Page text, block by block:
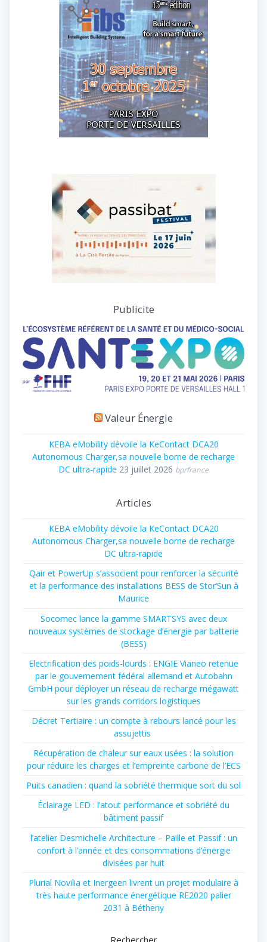
Publicite
Valeur Énergie
KEBA eMobility dévoile la KeContact DCA20
Autonomous Charger,sa nouvelle borne de recharge
DC ultra-rapide 23 juillet 2026 bprfrance
Articles
KEBA eMobility dévoile la KeContact DCA20
Autonomous Charger,sa nouvelle borne de recharge
DC ultra-rapide
Qair et PowerUp s’associent pour renforcer la sécurité
et la performance des installations BESS de Stor’Sun à
Maurice
Socomec lance la gamme SMARTSYS avec deux
nouveaux systèmes de stockage d’énergie par batterie
(BESS)
Electrification des poids-lourds : ENGIE Vianeo retenue
par le gouvernement fédéral allemand et Autobahn
GmbH pour déployer un réseau de recharge mégawatt
sur les grands corridors logistiques
Décret Tertiaire : un compte à rebours lancé pour les
assujettis
Récupération de chaleur sur eaux usées : la solution
pour réduire les charges et l’empreinte carbone de l’ECS
Puits canadien : quand la sobriété thermique sort du sol
Éclairage LED : l’atout performance et sobriété du
bâtiment passif
l’atelier Desmichelle Architecture – Paille et Passif : un
confort à l’année et des consommations d’énergie
divisées par huit
Plurial Novilia et Inergeen livrent un projet modulaire à
très haute performance énergétique RE2020 palier
2031 à Bétheny